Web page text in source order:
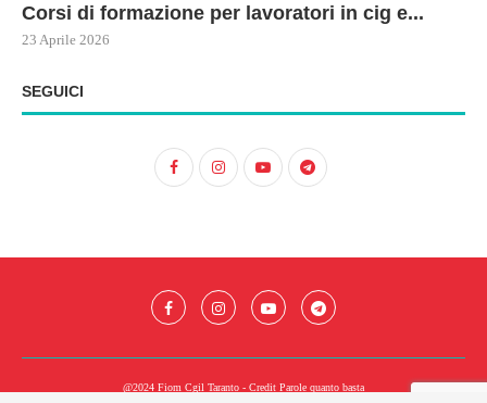
Corsi di formazione per lavoratori in cig e...
23 Aprile 2026
SEGUICI
@2024 Fiom Cgil Taranto - Credit Parole quanto basta